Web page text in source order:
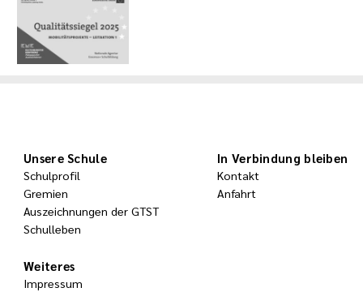
Unsere Schule
Schulprofil
Gremien
Auszeichnungen der GTST
Schulleben
In Verbindung bleiben
Kontakt
Anfahrt
Weiteres
Impressum